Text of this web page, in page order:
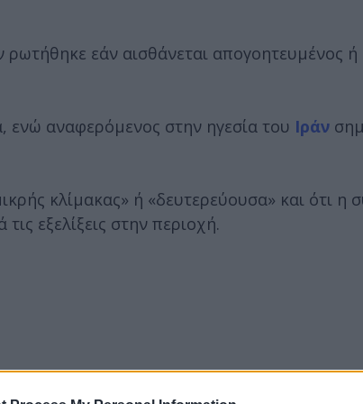
εάν αισθάνεται απογοητευμένος ή
ενώ αναφερόμενος στην ηγεσία του Ιράν
κλίμακας» ή «δευτερεύουσα» και ότι η
εξελίξεις στην περιοχή.